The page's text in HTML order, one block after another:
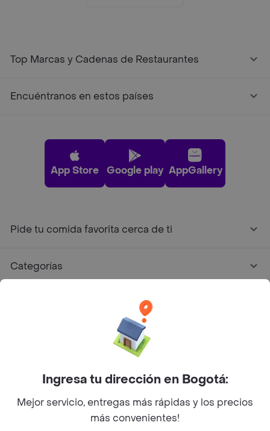
Top Marcas y Cadenas de Restaurantes
Encuéntranos en estos países
App Store Google play AppGallery
Pide tu comida favorita cerca de ti
Categorías
Facebook
Twitter
Instagram
©2026Rappi Inc. All rights reserved.
Ingresa tu dirección en Bogotá:
Mejor servicio, entregas más rápidas y los precios
más convenientes!